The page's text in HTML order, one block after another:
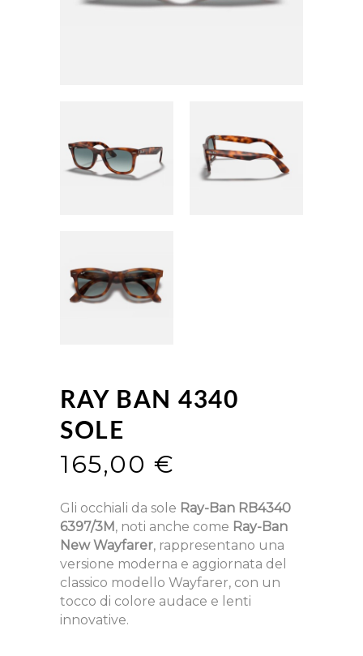
RAY BAN 4340
SOLE
165,00 €
Gli occhiali da sole Ray-Ban RB4340
6397/3M, noti anche come Ray-Ban
New Wayfarer, rappresentano una
versione moderna e aggiornata del
classico modello Wayfarer, con un
tocco di colore audace e lenti
innovative.